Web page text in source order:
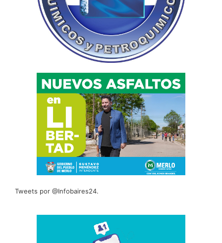
Tweets por @Infobaires24.